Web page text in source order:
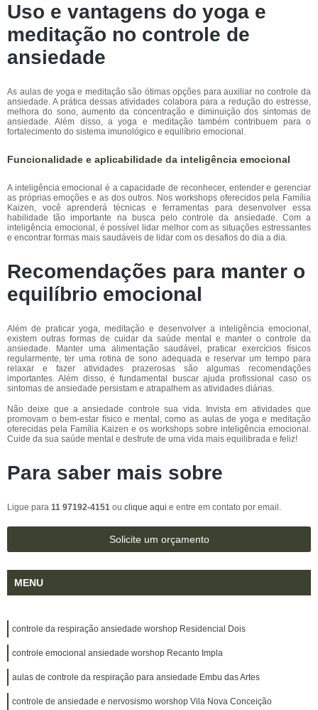
Uso e vantagens do yoga e
meditação no controle de
ansiedade
As aulas de yoga e meditação são ótimas opções para auxiliar no controle da
ansiedade. A prática dessas atividades colabora para a redução do estresse,
melhora do sono, aumento da concentração e diminuição dos sintomas de
ansiedade. Além disso, a yoga e meditação também contribuem para o
fortalecimento do sistema imunológico e equilíbrio emocional.
Funcionalidade e aplicabilidade da inteligência emocional
A inteligência emocional é a capacidade de reconhecer, entender e gerenciar
as próprias emoções e as dos outros. Nos workshops oferecidos pela Família
Kaizen, você aprenderá técnicas e ferramentas para desenvolver essa
habilidade tão importante na busca pelo controle da ansiedade. Com a
inteligência emocional, é possível lidar melhor com as situações estressantes
e encontrar formas mais saudáveis de lidar com os desafios do dia a dia.
Recomendações para manter o
equilíbrio emocional
Além de praticar yoga, meditação e desenvolver a inteligência emocional,
existem outras formas de cuidar da saúde mental e manter o controle da
ansiedade. Manter uma alimentação saudável, praticar exercícios físicos
regularmente, ter uma rotina de sono adequada e reservar um tempo para
relaxar e fazer atividades prazerosas são algumas recomendações
importantes. Além disso, é fundamental buscar ajuda profissional caso os
sintomas de ansiedade persistam e atrapalhem as atividades diárias.
Não deixe que a ansiedade controle sua vida. Invista em atividades que
promovam o bem-estar físico e mental, como as aulas de yoga e meditação
oferecidas pela Família Kaizen e os workshops sobre inteligência emocional.
Cuide da sua saúde mental e desfrute de uma vida mais equilibrada e feliz!
Para saber mais sobre
Ligue para 11 97192-4151 ou clique aqui e entre em contato por email.
Solicite um orçamento
MENU
controle da respiração ansiedade worshop Residencial Dois
controle emocional ansiedade worshop Recanto Impla
aulas de controle da respiração para ansiedade Embu das Artes
controle de ansiedade e nervosismo worshop Vila Nova Conceição